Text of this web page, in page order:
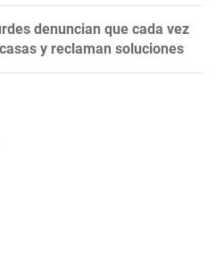
denuncian que cada vez
y reclaman soluciones